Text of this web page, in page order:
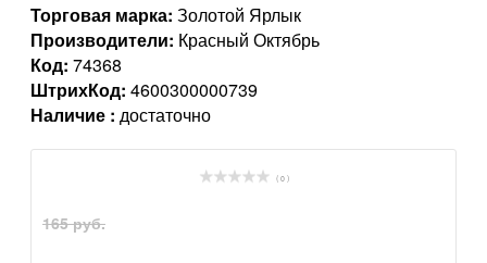
Торговая марка: Золотой Ярлык
Производители: Красный Октябрь
Код: 74368
ШтрихКод: 4600300000739
Наличие : достаточно
( 0 )
165 руб.